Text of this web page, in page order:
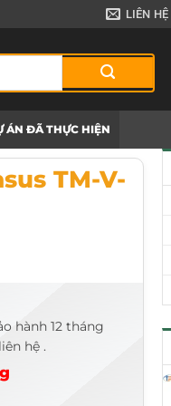
LIÊN HỆ
ÁN ĐÃ THỰC HIỆN
TM-V-
hành 12 tháng
hệ .